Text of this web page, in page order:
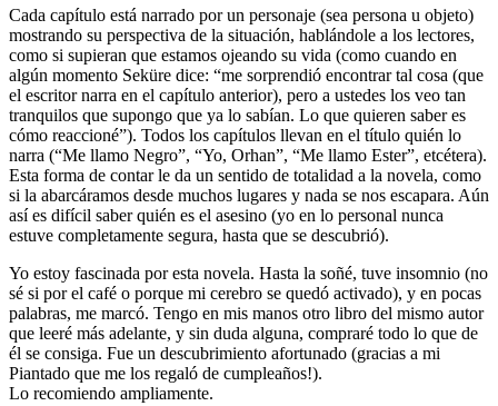
Cada capítulo está narrado por un personaje (sea persona u objeto)
mostrando su perspectiva de la situación, hablándole a los lectores,
como si supieran que estamos ojeando su vida (como cuando en
algún momento Seküre dice: “me sorprendió encontrar tal cosa (que
el escritor narra en el capítulo anterior), pero a ustedes los veo tan
tranquilos que supongo que ya lo sabían. Lo que quieren saber es
cómo reaccioné”). Todos los capítulos llevan en el título quién lo
narra (“Me llamo Negro”, “Yo, Orhan”, “Me llamo Ester”, etcétera).
Esta forma de contar le da un sentido de totalidad a la novela, como
si la abarcáramos desde muchos lugares y nada se nos escapara. Aún
así es difícil saber quién es el asesino (yo en lo personal nunca
estuve completamente segura, hasta que se descubrió).
Yo estoy fascinada por esta novela. Hasta la soñé, tuve insomnio (no
sé si por el café o porque mi cerebro se quedó activado), y en pocas
palabras, me marcó. Tengo en mis manos otro libro del mismo autor
que leeré más adelante, y sin duda alguna, compraré todo lo que de
él se consiga. Fue un descubrimiento afortunado (gracias a mi
Piantado que me los regaló de cumpleaños!).
Lo recomiendo ampliamente.